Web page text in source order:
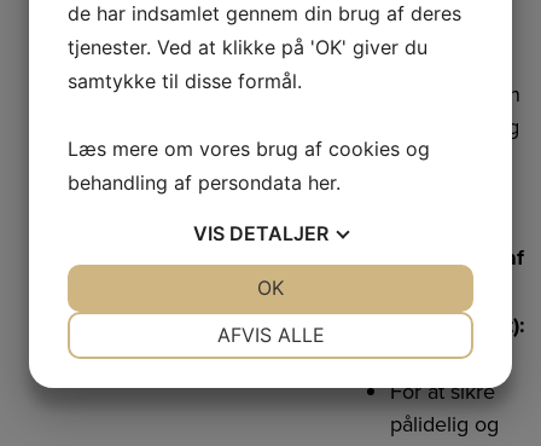
ledninger og
dampslange er
fastgjort i toppen
af befugteren og
følger ikke med
Niveaustyring af
(patentanmeldt):
For at sikre
pålidelig og
de har indsamlet gennem din brug af deres
tjenester. Ved at klikke på 'OK' giver du
samtykke til disse formål.
Læs mere om vores brug af cookies og
behandling af persondata her.
VIS DETALJER
AFVIS ALLE
OK